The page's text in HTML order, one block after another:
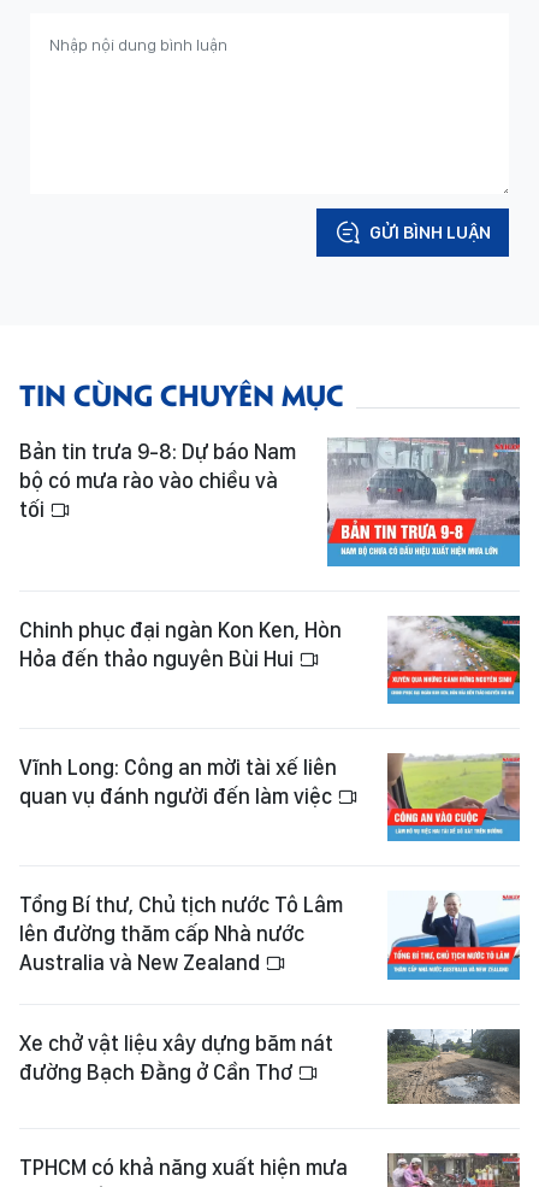
GỬI BÌNH LUẬN
TIN CÙNG CHUYÊN MỤC
Bản tin trưa 9-8: Dự báo Nam
bộ có mưa rào vào chiều và
tối
Chinh phục đại ngàn Kon Ken, Hòn
Hỏa đến thảo nguyên Bùi Hui
Vĩnh Long: Công an mời tài xế liên
quan vụ đánh người đến làm việc
Tổng Bí thư, Chủ tịch nước Tô Lâm
lên đường thăm cấp Nhà nước
Australia và New Zealand
Xe chở vật liệu xây dựng băm nát
đường Bạch Đằng ở Cần Thơ
TPHCM có khả năng xuất hiện mưa